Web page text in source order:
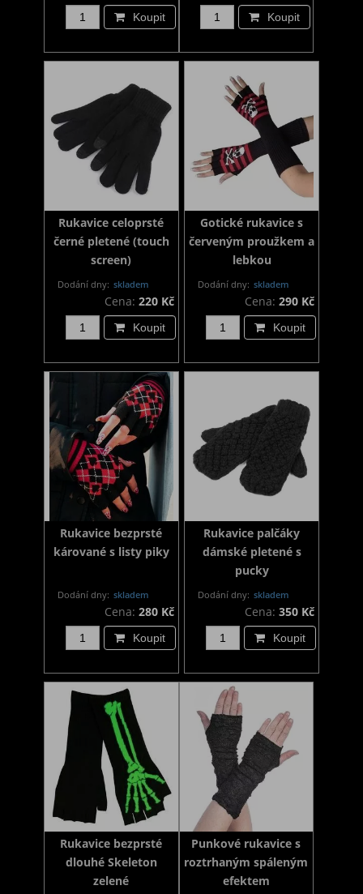
Koupit Koupit
Rukavice celoprsté
černé pletené (touch
screen)
Dodání dny: skladem
Cena: 220 Kč
Koupit
Gotické rukavice s
červeným proužkem a
lebkou
Dodání dny: skladem
Cena: 290 Kč
Koupit
Rukavice bezprsté
kárované s listy piky
Dodání dny: skladem
Cena: 280 Kč
Koupit
Rukavice palčáky
dámské pletené s
pucky
Dodání dny: skladem
Cena: 350 Kč
Koupit
Rukavice bezprsté
dlouhé Skeleton
zelené
Punkové rukavice s
roztrhaným spáleným
efektem